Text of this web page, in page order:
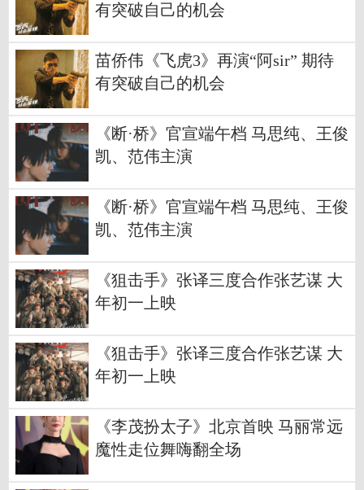
有突破自己的机会
苗侨伟《飞虎3》再演“阿sir” 期待
有突破自己的机会
《断·桥》官宣端午档 马思纯、王俊
凯、范伟主演
《断·桥》官宣端午档 马思纯、王俊
凯、范伟主演
《狙击手》张译三度合作张艺谋 大
年初一上映
《狙击手》张译三度合作张艺谋 大
年初一上映
《李茂扮太子》北京首映 马丽常远
魔性走位舞嗨翻全场